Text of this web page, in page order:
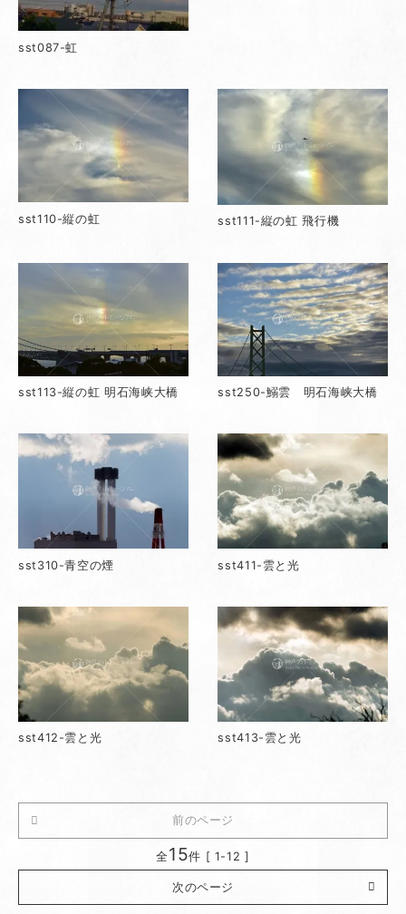
sst087-虹
sst110-縦の虹 sst111-縦の虹 飛行機
sst113-縦の虹 明石海峡大橋 sst250-鰯雲 明石海峡大橋
sst310-青空の煙 sst411-雲と光
sst412-雲と光 sst413-雲と光
前のページ
全15件 [ 1-12 ]
次のページ